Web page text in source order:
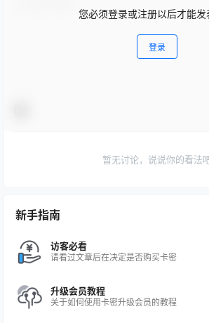
您必须登录或注册以后才能发
登录
暂无讨论，说说你的看法
新手指南
访客必看
请看过文章后在决定是否购买卡密
升级会员教程
关于如何使用卡密升级会员的教程